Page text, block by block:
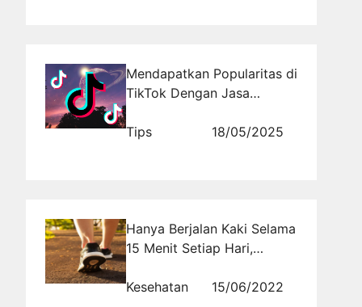
Mendapatkan Popularitas di
TikTok Dengan Jasa
Rajakomen.com
Tips 18/05/2025
Hanya Berjalan Kaki Selama
15 Menit Setiap Hari,
Panjang Umur dan Dapat
Kesehatan 15/06/2022